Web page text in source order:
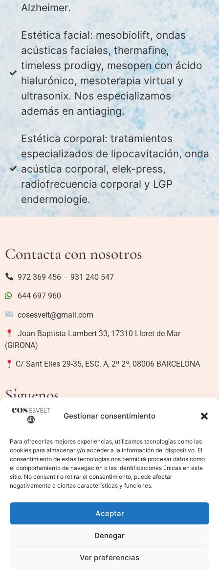
Gestionar consentimiento
Para ofrecer las mejores experiencias, utilizamos tecnologías como las
cookies para almacenar y/o acceder a la información del dispositivo. El
consentimiento de estas tecnologías nos permitirá procesar datos como
el comportamiento de navegación o las identificaciones únicas en este
sitio. No consentir o retirar el consentimiento, puede afectar
negativamente a ciertas características y funciones.
Aceptar
Denegar
Ver preferencias
Alzheimer.
Estética facial: mesobiolift, ondas
acústicas faciales, thermafine,
timeless prodigy, mesopen con ácido
hialurónico, mesoterapia virtual y
ultrasonix. Nos especializamos
además en antiaging.
Estética corporal: tratamientos
especializados de lipocavitación, onda
acústica corporal, elek-press,
radiofrecuencia corporal y LGP
endermologie.
Contacta con nosotros
972 369 456 –931 240 547
644 697 960
cosesvelt@gmail.com
Joan Baptista Lambert 33, 17310 Lloret de Mar
(GIRONA)
C/ Sant Elies 29-35, ESC. A, 2º 2ª, 08006 BARCELONA
Síguenos
Textos legales
Aviso legal